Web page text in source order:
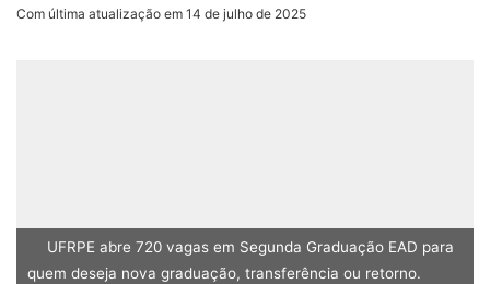
Com última atualização em 14 de julho de 2025
UFRPE abre 720 vagas em Segunda Graduação EAD para
quem deseja nova graduação, transferência ou retorno.